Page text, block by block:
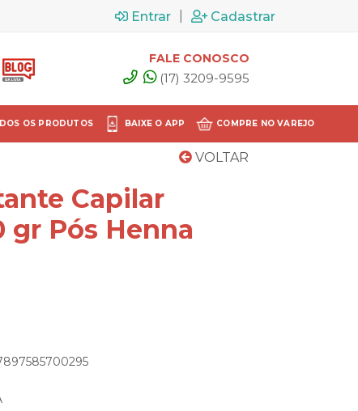
Entrar Cadastrar
FALE CONOSCO
(17) 3209-9595
OS PRODUTOS BAIXE O APP COMPRE NO VAREJO
VOLTAR
Capilar
gr Pós Henna